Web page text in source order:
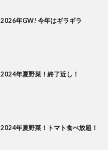
2026年GW! 今年はギラギラ
2024年夏野菜！終了近し！
2024年夏野菜！トマト食べ放題！